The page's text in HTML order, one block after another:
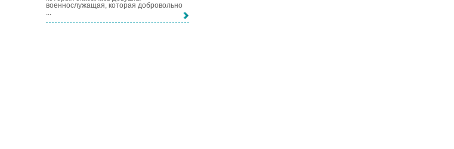
военнослужащая, которая добровольно
...